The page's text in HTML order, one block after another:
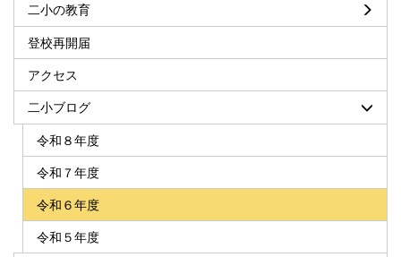
二小の教育
登校再開届
アクセス
二小ブログ
令和８年度
令和７年度
令和６年度
令和５年度